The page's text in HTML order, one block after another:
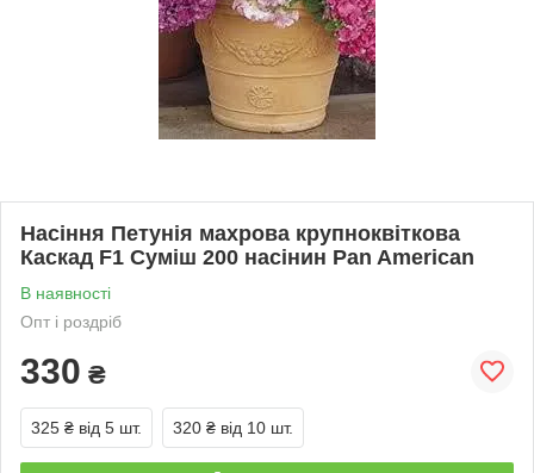
Насіння Петунія махрова крупноквіткова
Каскад F1 Суміш 200 насінин Pan American
В наявності
Опт і роздріб
330 ₴
325 ₴ від 5 шт. 320 ₴ від 10 шт.